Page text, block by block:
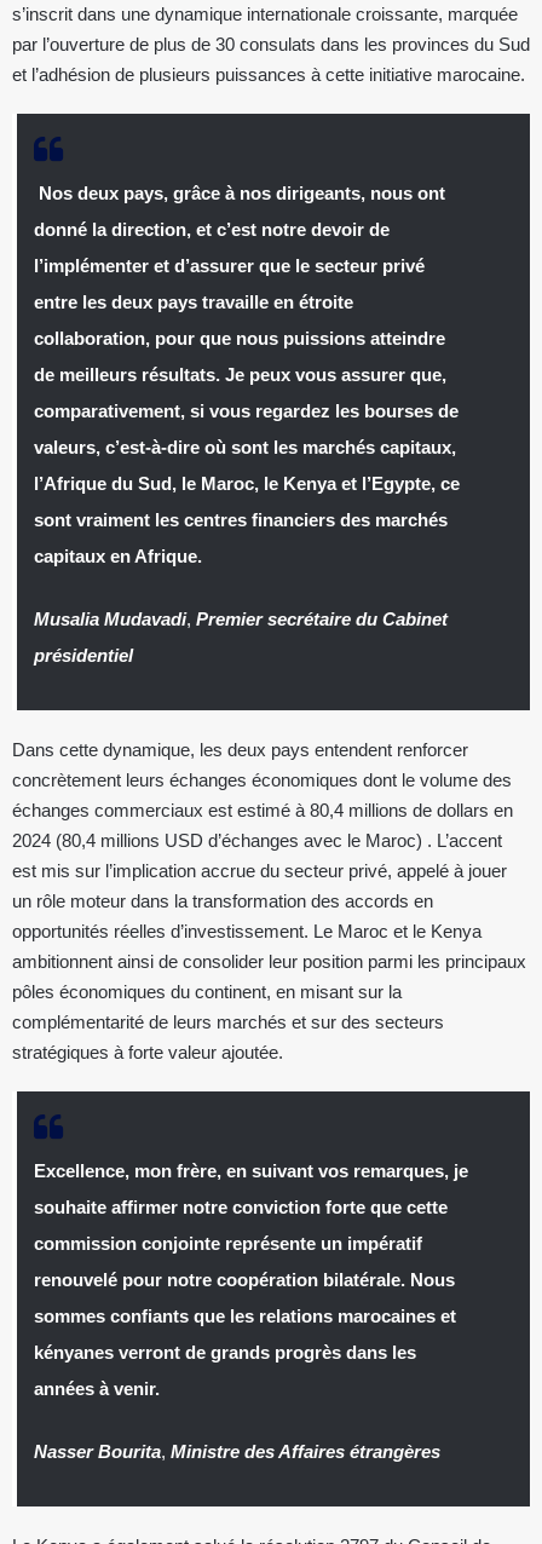
s’inscrit dans une dynamique internationale croissante, marquée
par l’ouverture de plus de 30 consulats dans les provinces du Sud
et l’adhésion de plusieurs puissances à cette initiative marocaine.
Nos deux pays, grâce à nos dirigeants, nous ont
donné la direction, et c’est notre devoir de
l’implémenter et d’assurer que le secteur privé
entre les deux pays travaille en étroite
collaboration, pour que nous puissions atteindre
de meilleurs résultats. Je peux vous assurer que,
comparativement, si vous regardez les bourses de
valeurs, c’est-à-dire où sont les marchés capitaux,
l’Afrique du Sud, le Maroc, le Kenya et l’Egypte, ce
sont vraiment les centres financiers des marchés
capitaux en Afrique.
Musalia Mudavadi, Premier secrétaire du Cabinet
présidentiel
Dans cette dynamique, les deux pays entendent renforcer
concrètement leurs échanges économiques dont le volume des
échanges commerciaux est estimé à 80,4 millions de dollars en
2024 (80,4 millions USD d’échanges avec le Maroc) . L’accent
est mis sur l’implication accrue du secteur privé, appelé à jouer
un rôle moteur dans la transformation des accords en
opportunités réelles d’investissement. Le Maroc et le Kenya
ambitionnent ainsi de consolider leur position parmi les principaux
pôles économiques du continent, en misant sur la
complémentarité de leurs marchés et sur des secteurs
stratégiques à forte valeur ajoutée.
Excellence, mon frère, en suivant vos remarques, je
souhaite affirmer notre conviction forte que cette
commission conjointe représente un impératif
renouvelé pour notre coopération bilatérale. Nous
sommes confiants que les relations marocaines et
kényanes verront de grands progrès dans les
années à venir.
Nasser Bourita, Ministre des Affaires étrangères